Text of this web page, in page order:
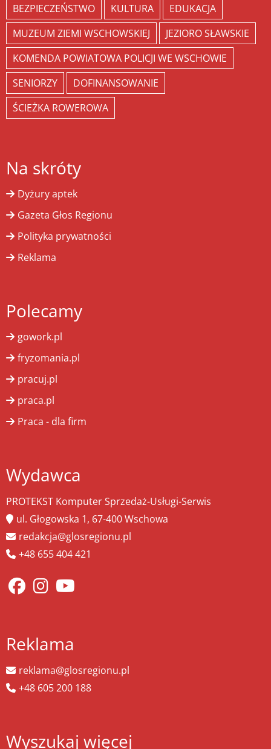
BEZPIECZEŃSTWO
KULTURA
EDUKACJA
MUZEUM ZIEMI WSCHOWSKIEJ
JEZIORO SŁAWSKIE
KOMENDA POWIATOWA POLICJI WE WSCHOWIE
SENIORZY
DOFINANSOWANIE
ŚCIEŻKA ROWEROWA
Na skróty
Dyżury aptek
Gazeta Głos Regionu
Polityka prywatności
Reklama
Polecamy
gowork.pl
fryzomania.pl
pracuj.pl
praca.pl
Praca - dla firm
Wydawca
PROTEKST Komputer Sprzedaż-Usługi-Serwis
ul. Głogowska 1, 67-400 Wschowa
redakcja@glosregionu.pl
+48 655 404 421
Reklama
reklama@glosregionu.pl
+48 605 200 188
Wyszukaj więcej